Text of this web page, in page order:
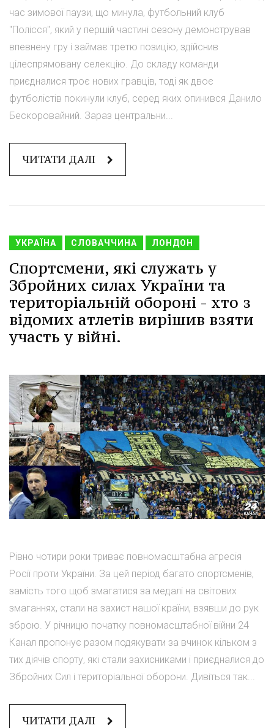
час зимової паузи, що минула, футбольний клуб
"Полісся", який у першій частині сезону демонстрував
впевнену гру і займає третю позицію, здійснив
цілеспрямовану селекцію. До складу команди
приєдналися троє нових гравців, тоді як двоє
футболістів покинули клуб, серед яких опинився Данило
Бескоровайний. Зараз центральни...
ЧИТАТИ ДАЛІ
УКРАЇНА СЛОВАЧЧИНА ЛОНДОН
Спортсмени, які служать у
Збройних силах України та
територіальній обороні - хто з
відомих атлетів вирішив взяти
участь у війні.
Рівно чотири роки триває повномасштабна агресія
Росії проти України. За цей період багато спортсменів,
замість того щоб змагатися за медалі на світових
змаганнях, стали на захист нашої країни, взявши до рук
зброю. У річницю початку повномасштабної війни 24
Канал пропонує разом подякувати за вчинок кільком з
тих діячів спорту, які стали захисниками і приєдналися до
Збройних Сил і територіальної оборони. Дивіться так...
ЧИТАТИ ДАЛІ